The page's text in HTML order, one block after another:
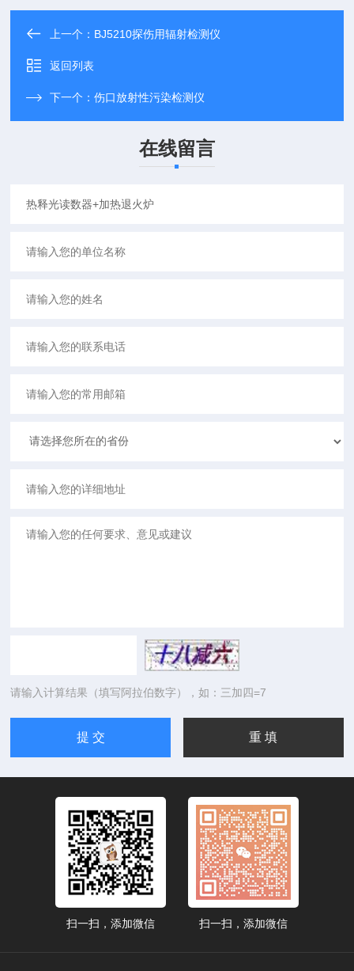
上一个： BJ5210探伤用辐射检测仪
返回列表
下一个：伤口放射性污染检测仪
在线留言
请输入计算结果（填写阿拉伯数字），如：三加四=7
扫一扫，添加微信 扫一扫，添加微信